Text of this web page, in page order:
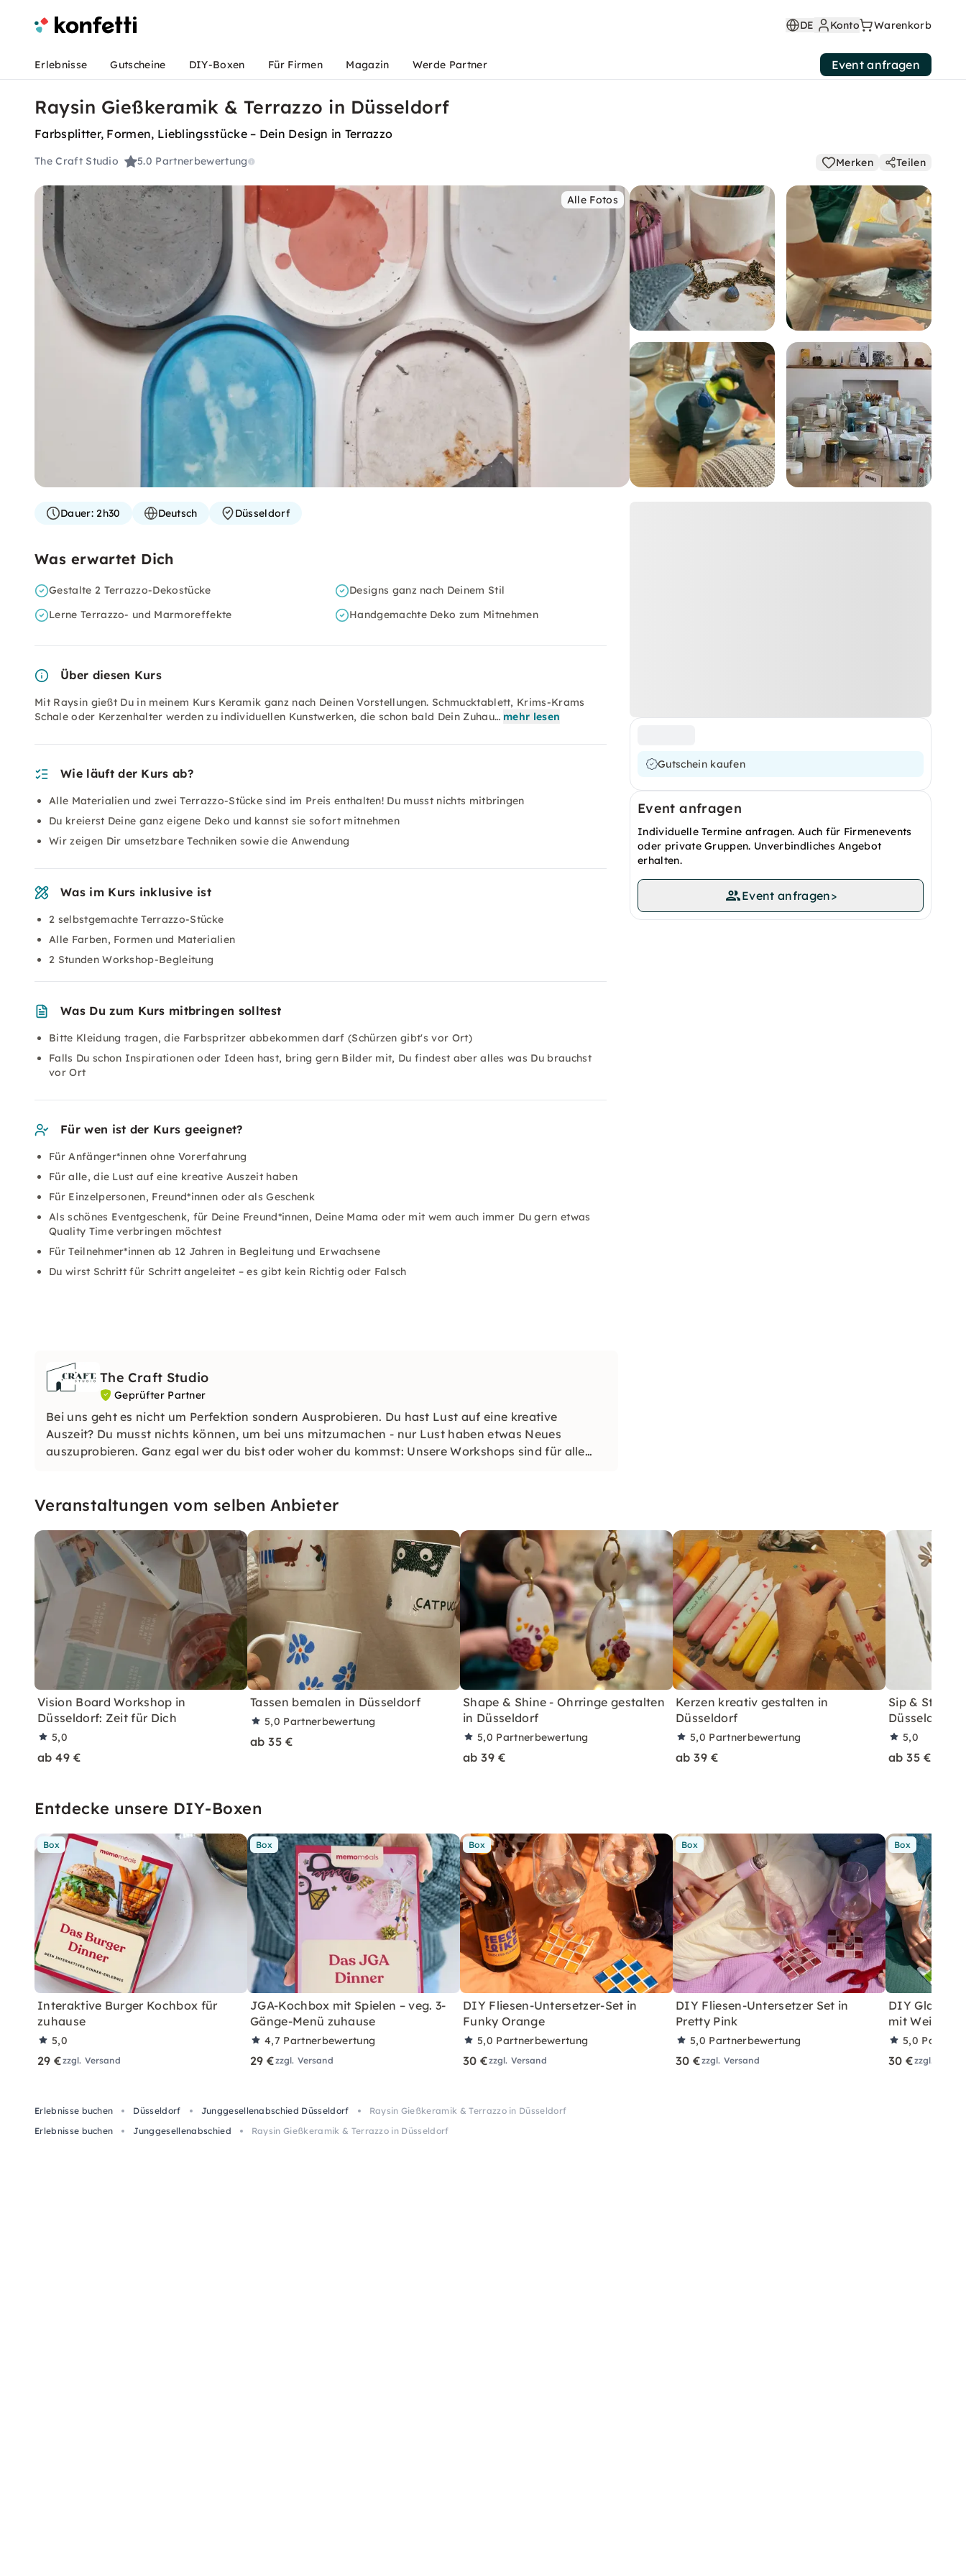
DE Konto Warenkorb
Erlebnisse Gutscheine DIY-Boxen Für Firmen Magazin Werde Partner Event anfragen
Raysin Gießkeramik & Terrazzo in Düsseldorf
Farbsplitter, Formen, Lieblingsstücke – Dein Design in Terrazzo
The Craft Studio 5.0 Partnerbewertung Merken Teilen
Alle Fotos
Gutschein kaufen
Event anfragen
Individuelle Termine anfragen. Auch für Firmenevents
oder private Gruppen. Unverbindliches Angebot
erhalten.
Event anfragen>
Dauer:2h30 Deutsch Düsseldorf
Was erwartet Dich
Gestalte 2 Terrazzo-Dekostücke
Designs ganz nach Deinem Stil
Lerne Terrazzo- und Marmoreffekte
Handgemachte Deko zum Mitnehmen
Über diesen Kurs
Mit Raysin gießt Du in meinem Kurs Keramik ganz nach Deinen Vorstellungen. Schmucktablett, Krims-Krams
Schale oder Kerzenhalter werden zu individuellen Kunstwerken, die schon bald Dein Zuhau… mehr lesen
Wie läuft der Kurs ab?
Alle Materialien und zwei Terrazzo-Stücke sind im Preis enthalten! Du musst nichts mitbringen
Du kreierst Deine ganz eigene Deko und kannst sie sofort mitnehmen
Wir zeigen Dir umsetzbare Techniken sowie die Anwendung
Was im Kurs inklusive ist
2 selbstgemachte Terrazzo-Stücke
Alle Farben, Formen und Materialien
2 Stunden Workshop-Begleitung
Was Du zum Kurs mitbringen solltest
Bitte Kleidung tragen, die Farbspritzer abbekommen darf (Schürzen gibt's vor Ort)
Falls Du schon Inspirationen oder Ideen hast, bring gern Bilder mit, Du findest aber alles was Du brauchst
vor Ort
Für wen ist der Kurs geeignet?
Für Anfänger*innen ohne Vorerfahrung
Für alle, die Lust auf eine kreative Auszeit haben
Für Einzelpersonen, Freund*innen oder als Geschenk
Als schönes Eventgeschenk, für Deine Freund*innen, Deine Mama oder mit wem auch immer Du gern etwas
Quality Time verbringen möchtest
Für Teilnehmer*innen ab 12 Jahren in Begleitung und Erwachsene
Du wirst Schritt für Schritt angeleitet – es gibt kein Richtig oder Falsch
The Craft Studio
Geprüfter Partner
Bei uns geht es nicht um Perfektion sondern Ausprobieren. Du hast Lust auf eine kreative
Auszeit? Du musst nichts können, um bei uns mitzumachen - nur Lust haben etwas Neues
auszuprobieren. Ganz egal wer du bist oder woher du kommst: Unsere Workshops sind für alle
Veranstaltungen vom selben Anbieter
Vision Board Workshop in
Düsseldorf: Zeit für Dich
5,0
ab 49 €
Tassen bemalen in Düsseldorf
5,0 Partnerbewertung
ab 35 €
Shape & Shine - Ohrringe gestalten
in Düsseldorf
5,0 Partnerbewertung
ab 39 €
Kerzen kreativ gestalten in
Düsseldorf
5,0 Partnerbewertung
ab 39 €
Sip & Style -
Düsseldorf
5,0
ab 35 €
Entdecke unsere DIY-Boxen
Box
Interaktive Burger Kochbox für
zuhause
5,0
29 €zzgl. Versand
Box
JGA-Kochbox mit Spielen – veg. 3-
Gänge-Menü zuhause
4,7 Partnerbewertung
29 €zzgl. Versand
Box
DIY Fliesen-Untersetzer-Set in
Funky Orange
5,0 Partnerbewertung
30 €zzgl. Versand
Box
DIY Fliesen-Untersetzer Set in
Pretty Pink
5,0 Partnerbewertung
30 €zzgl. Versand
Box
DIY
mit Wein –
5,0
30 €zzgl.
Erlebnisse buchen Düsseldorf Junggesellenabschied Düsseldorf
Raysin Gießkeramik & Terrazzo in Düsseldorf
Erlebnisse buchen
Junggesellenabschied Raysin Gießkeramik & Terrazzo in Düsseldorf